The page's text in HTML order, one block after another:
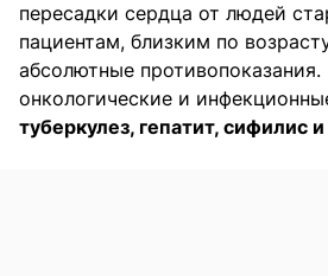
пересадки сердца от людей
пациентам, близким по
абсолютные противопоказания.
онкологические и
туберкулез, гепатит, сифилис